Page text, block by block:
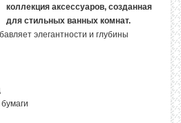
коллекция аксессуаров, созданная
для стильных ванных комнат.
элегантности и глубины